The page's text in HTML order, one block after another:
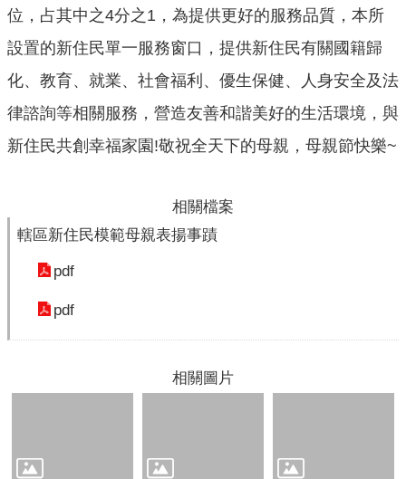
最
消
息
公
資
題
專
結
位，占其中之4分之1，為提供更好的服務品質，本所
設置的新住民單一服務窗口，提供新住民有關國籍歸
化、教育、就業、社會福利、優生保健、人身安全及法
律諮詢等相關服務，營造友善和諧美好的生活環境，與
新住民共創幸福家園!敬祝全天下的母親，母親節快樂~
相關檔案
轄區新住民模範母親表揚事蹟
pdf
pdf
相關圖片